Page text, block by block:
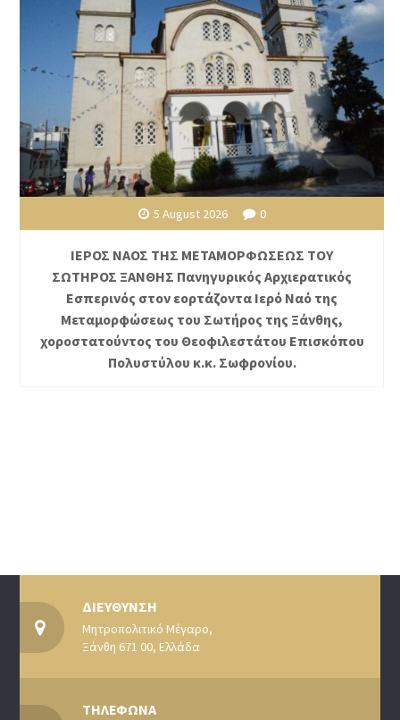
5 August 2026 0
ΙΕΡΟΣ ΝΑΟΣ ΤΗΣ ΜΕΤΑΜΟΡΦΩΣΕΩΣ ΤΟΥ
ΣΩΤΗΡΟΣ ΞΑΝΘΗΣ Πανηγυρικός Αρχιερατικός
Εσπερινός στον εορτάζοντα Ιερό Ναό της
Μεταμορφώσεως του Σωτήρος της Ξάνθης,
χοροστατούντος του Θεοφιλεστάτου Επισκόπου
Πολυστύλου κ.κ. Σωφρονίου.
ΔΙΕΥΘΥΝΣΗ
Μητροπολιτικό Μέγαρο,
Ξάνθη 671 00, Ελλάδα
ΤΗΛΕΦΩΝΑ